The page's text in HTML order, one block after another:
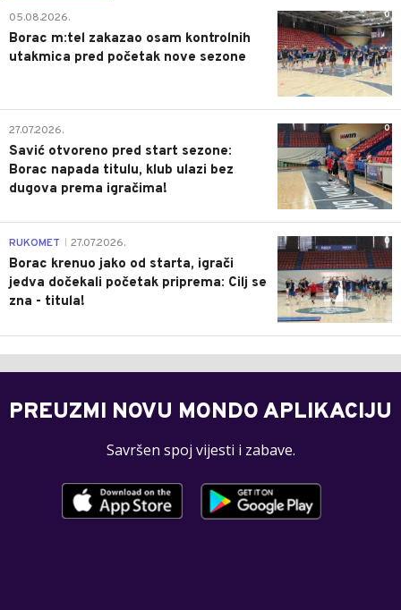
0
05.08.2026.
Borac m:tel zakazao osam kontrolnih
utakmica pred početak nove sezone
0
27.07.2026.
Savić otvoreno pred start sezone:
Borac napada titulu, klub ulazi bez
dugova prema igračima!
0
RUKOMET 27.07.2026.
Borac krenuo jako od starta, igrači
jedva dočekali početak priprema: Cilj se
zna - titula!
PREUZMI NOVU MONDO APLIKACIJU
Savršen spoj vijesti i zabave.